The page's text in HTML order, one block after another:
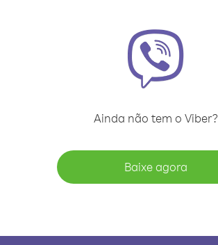
Ainda não tem o Viber?
Baixe agora